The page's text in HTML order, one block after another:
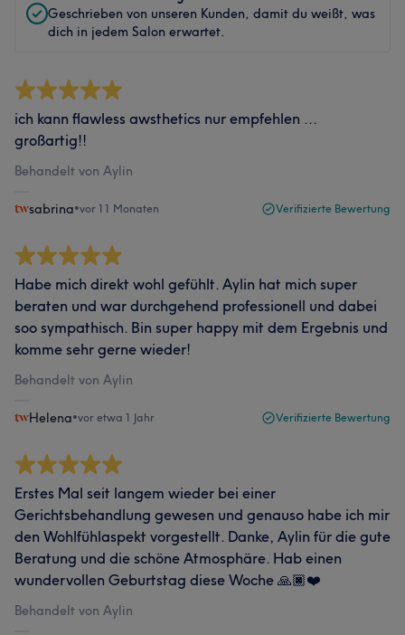
Geschrieben von unseren Kunden, damit du weißt, was
dich in jedem Salon erwartet.
ich kann flawless awsthetics nur empfehlen ...
großartig!!
Behandelt von Aylin
sabrina•vor 11 Monaten Verifizierte Bewertung
Habe mich direkt wohl gefühlt. Aylin hat mich super
beraten und war durchgehend professionell und dabei
soo sympathisch. Bin super happy mit dem Ergebnis und
komme sehr gerne wieder!
Behandelt von Aylin
Helena•vor etwa 1 Jahr Verifizierte Bewertung
Erstes Mal seit langem wieder bei einer
Gerichtsbehandlung gewesen und genauso habe ich mir
den Wohlfühlaspekt vorgestellt. Danke, Aylin für die gute
Beratung und die schöne Atmosphäre. Hab einen
wundervollen Geburtstag diese Woche 🙏🏿❤️
Behandelt von Aylin